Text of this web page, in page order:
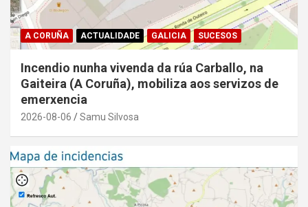
A CORUÑA ACTUALIDADE GALICIA SUCESOS
Incendio nunha vivenda da rúa Carballo, na
Gaiteira (A Coruña), mobiliza aos servizos de
emerxencia
2026-08-06 Samu Silvosa